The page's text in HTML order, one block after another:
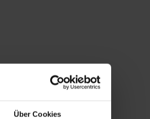
Über Cookies